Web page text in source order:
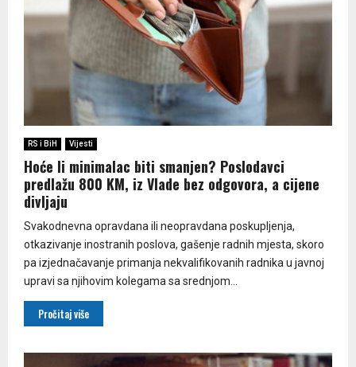
RS i BiH Vijesti
Hoće li minimalac biti smanjen? Poslodavci
predlažu 800 KM, iz Vlade bez odgovora, a cijene
divljaju
Svakodnevna opravdana ili neopravdana poskupljenja,
otkazivanje inostranih poslova, gašenje radnih mjesta, skoro
pa izjednačavanje primanja nekvalifikovanih radnika u javnoj
upravi sa njihovim kolegama sa srednjom...
Pročitaj više